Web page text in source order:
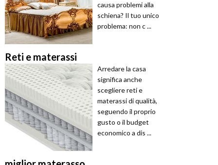
causa problemi alla
schiena? Il tuo unico
problema: non c ...
Reti e materassi
Arredare la casa
significa anche
scegliere reti e
materassi di qualità,
seguendo il proprio
gusto o il budget
economico a dis ...